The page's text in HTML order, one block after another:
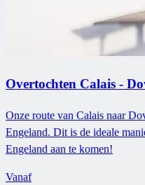
Overtochten Calais -
Onze route van Calais naar
Engeland. Dit is de ideale
Engeland aan te komen!
Vanaf